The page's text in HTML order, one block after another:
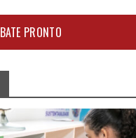
BATE PRONTO